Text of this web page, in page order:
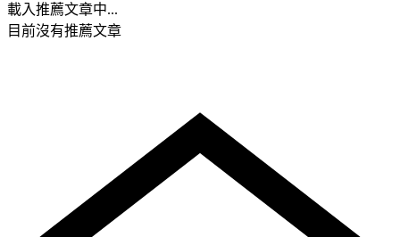
載入推薦文章中...
目前沒有推薦文章